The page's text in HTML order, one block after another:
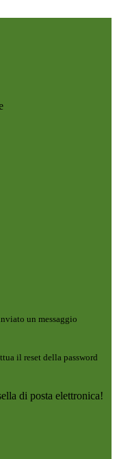
un messaggio
il reset della password
di posta elettronica!